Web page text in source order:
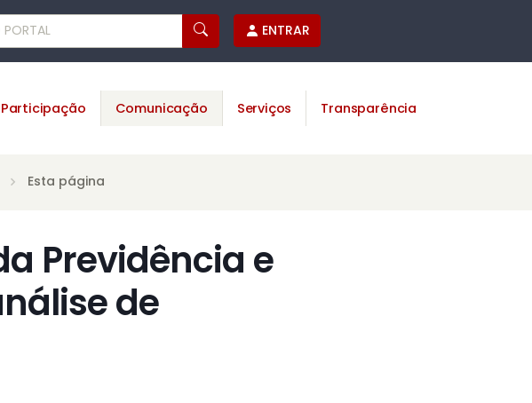
ENTRAR
Participação Comunicação Serviços Transparência
Esta página
Previdência e
de